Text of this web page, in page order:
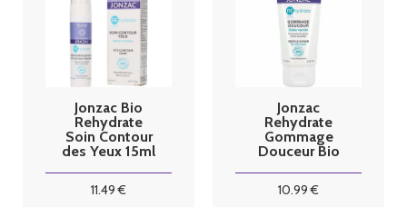
Jonzac Bio
Rehydrate
Soin Contour
des Yeux 15ml
11.49 €
Jonzac
Rehydrate
Gommage
Douceur Bio
10.99 €